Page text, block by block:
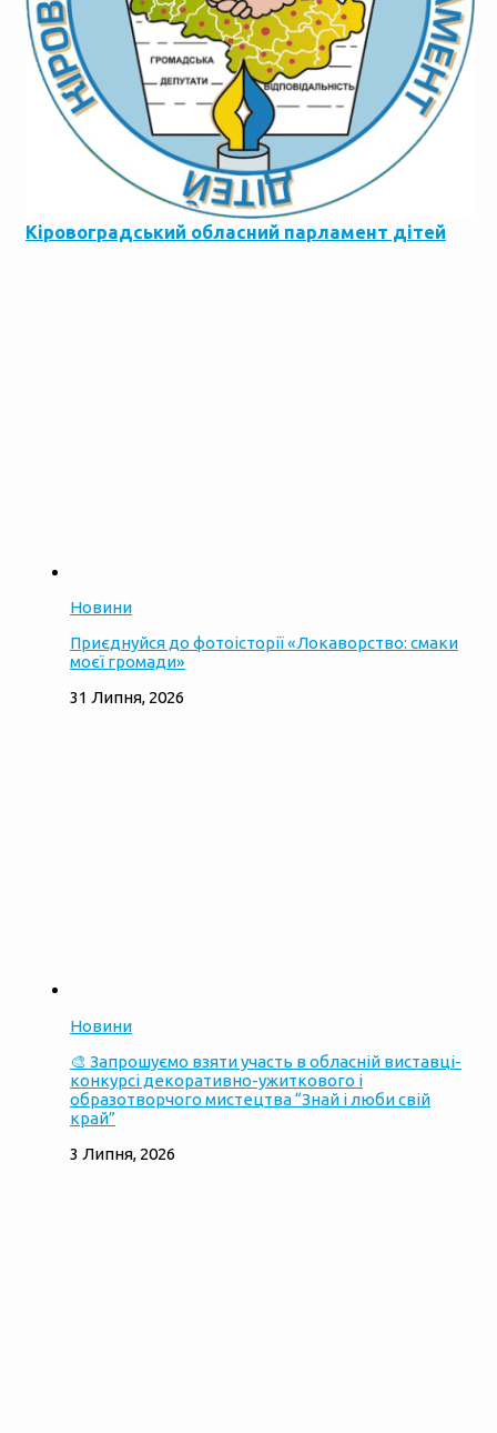
Кіровоградський обласний парламент дітей
Новини
Приєднуйся до фотоісторії «Локаворство: смаки
моєї громади»
31 Липня, 2026
Новини
🎨 Запрошуємо взяти участь в обласній виставці-
конкурсі декоративно-ужиткового і
образотворчого мистецтва “Знай і люби свій
край”
3 Липня, 2026